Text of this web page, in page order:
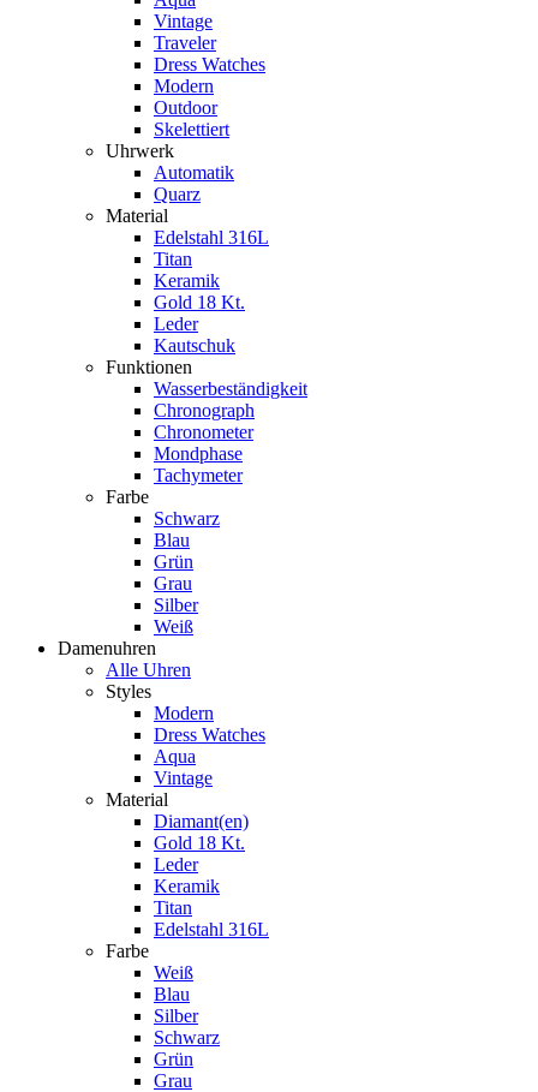
Vintage
Traveler
Dress Watches
Modern
Outdoor
Skelettiert
Uhrwerk
Automatik
Quarz
Material
Edelstahl 316L
Titan
Keramik
Gold 18 Kt.
Leder
Kautschuk
Funktionen
Wasserbeständigkeit
Chronograph
Chronometer
Mondphase
Tachymeter
Farbe
Schwarz
Blau
Grün
Grau
Silber
Weiß
Damenuhren
Alle Uhren
Styles
Modern
Dress Watches
Aqua
Vintage
Material
Diamant(en)
Gold 18 Kt.
Leder
Keramik
Titan
Edelstahl 316L
Farbe
Weiß
Blau
Silber
Schwarz
Grün
Grau